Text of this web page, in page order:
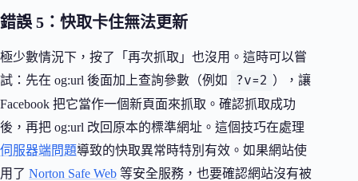
錯誤 5：快取卡住無法更新
極少數情況下，按了「再次抓取」也沒用。這時可以嘗
試：先在 og:url 後面加上查詢參數（例如
?v=2 ），讓
Facebook 把它當作一個新頁面來抓取。確認抓取成功
後，再把 og:url 改回原本的標準網址。這個技巧在處理
伺服器端問題導致的快取異常時特別有效。如果網站使
用了 Norton Safe Web 等安全服務，也要確認網站沒有被